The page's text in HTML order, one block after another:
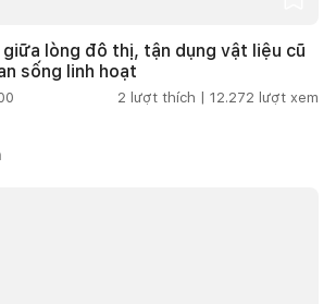
giữa lòng đô thị, tận dụng vật liệu cũ
sống linh hoạt
2 lượt thích | 12.272 lượt xem